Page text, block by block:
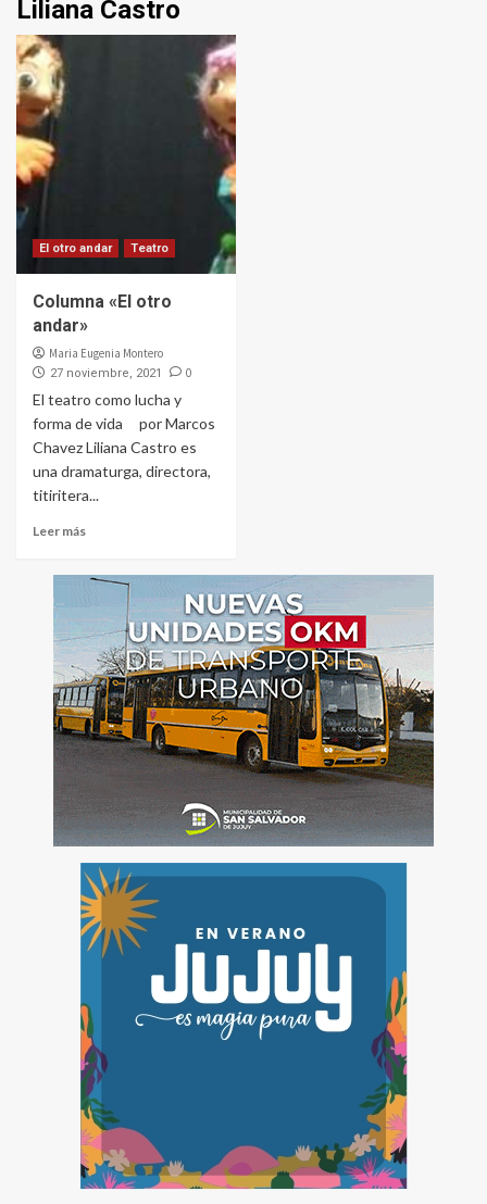
Liliana Castro
El otro andar Teatro
Columna «El otro
andar»
Maria Eugenia Montero
27 noviembre, 2021 0
El teatro como lucha y
forma de vida por Marcos
Chavez Liliana Castro es
una dramaturga, directora,
titiritera...
Leer más